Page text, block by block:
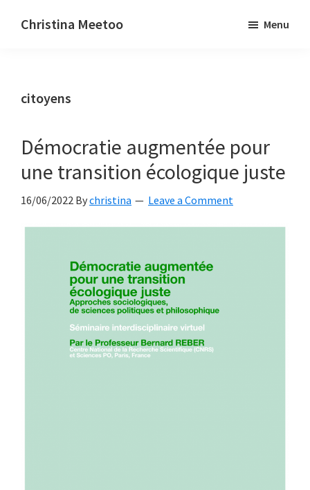
Christina Meetoo
and
Menu
citoyens
Démocratie augmentée pour
une transition écologique juste
16/06/2022 Bychristina Leave a Comment